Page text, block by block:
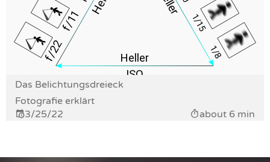
Das Belichtungsdreieck
Fotografie erklärt
3/25/22
about 6 min